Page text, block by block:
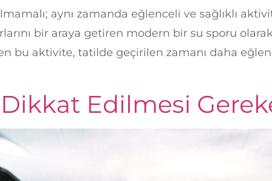
aynı zamanda eğlenceli ve sağlıklı
bir araya getiren modern bir su sporu
bu aktivite, tatilde geçirilen zamanı daha
Edilmesi